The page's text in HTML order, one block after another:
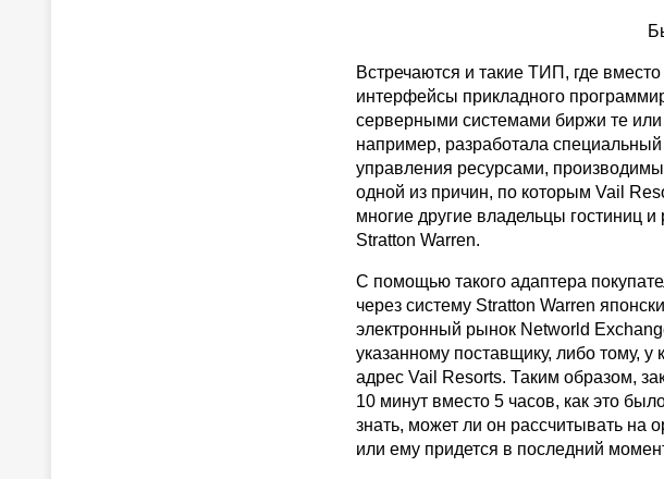
Встречаются и такие ТИП, где
интерфейсы прикладного
серверными системами биржи те
например, разработала
управления ресурсами,
одной из причин, по которым Vail
многие другие владельцы гостиниц
Stratton Warren.
С помощью такого адаптера
через систему Stratton Warren
электронный рынок Networld
указанному поставщику, либо тому,
адрес Vail Resorts. Таким образом,
10 минут вместо 5 часов, как это
знать, может ли он рассчитывать на
или ему придется в последний